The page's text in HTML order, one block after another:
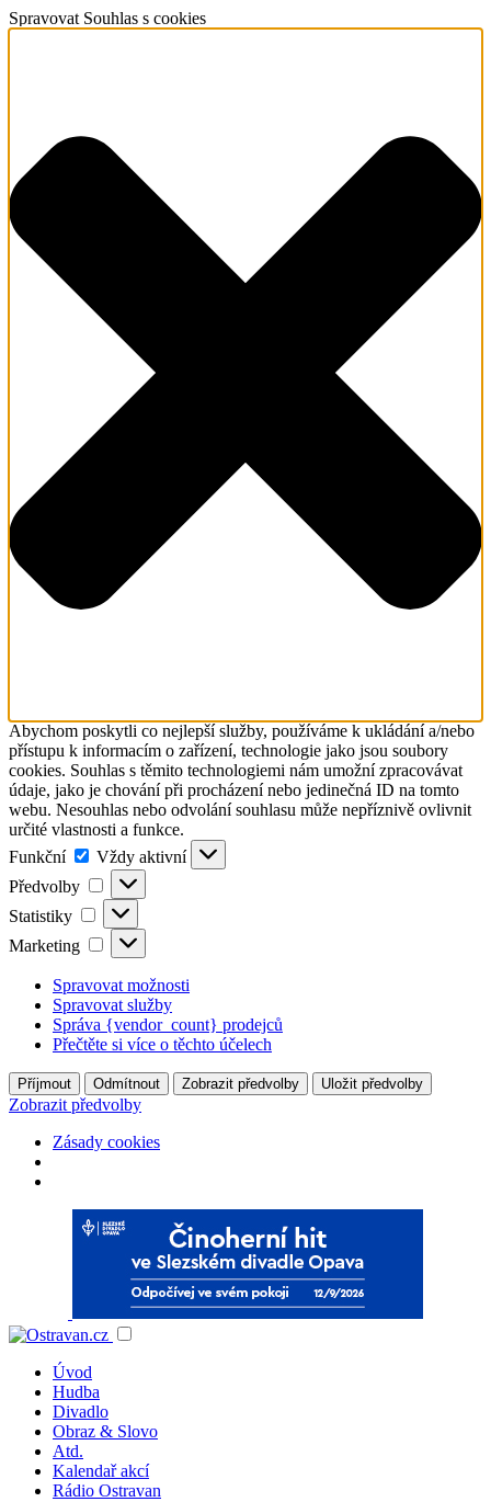
Spravovat Souhlas s cookies
Abychom poskytli co nejlepší služby, používáme k ukládání a/nebo
přístupu k informacím o zařízení, technologie jako jsou soubory
cookies. Souhlas s těmito technologiemi nám umožní zpracovávat
údaje, jako je chování při procházení nebo jedinečná ID na tomto
webu. Nesouhlas nebo odvolání souhlasu může nepříznivě ovlivnit
určité vlastnosti a funkce.
Funkční
Funkční
Vždy aktivní
Předvolby
Předvolby
Statistiky Statistiky
Marketing Marketing
Spravovat možnosti
Spravovat služby
Správa {vendor_count} prodejců
Přečtěte si více o těchto účelech
Příjmout Odmítnout Zobrazit předvolby Uložit předvolby
Zobrazit předvolby
Zásady cookies
Úvod
Hudba
Divadlo
Obraz & Slovo
Atd.
Kalendař akcí
Rádio Ostravan